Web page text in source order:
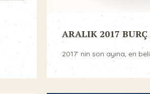
ARALIK 2017
2017’ nin son ayına, en